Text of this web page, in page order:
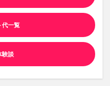
代一覧
験談